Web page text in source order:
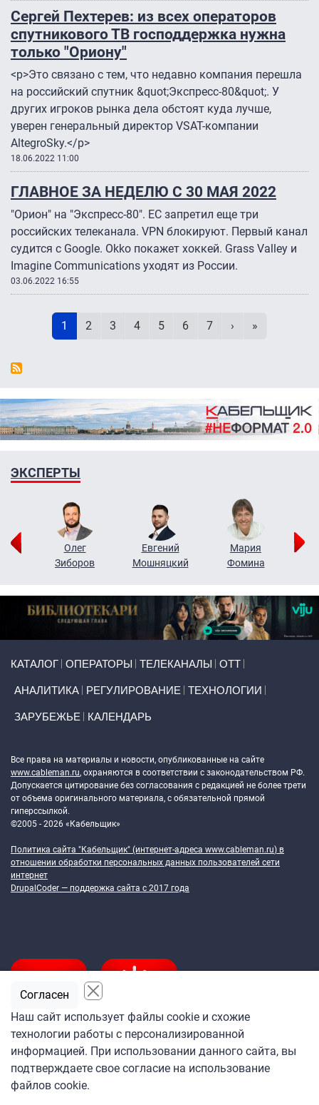
Сергей Пехтерев: из всех операторов
спутникового ТВ господдержка нужна
только "Ориону"
<p>Это связано с тем, что недавно компания перешла
на российский спутник &quot;Экспресс-80&quot;. У
других игроков рынка дела обстоят куда лучше,
уверен генеральный директор VSAT-компании
AltegroSky.</p>
18.06.2022 11:00
ГЛАВНОЕ ЗА НЕДЕЛЮ С 30 МАЯ 2022
"Орион" на "Экспресс-80". ЕС запретил еще три
российских телеканала. VPN блокируют. Первый канал
судится с Google. Okko покажет хоккей. Grass Valley и
Imagine Communications уходят из России.
03.06.2022 16:55
Текущая страница
1 Page
2 Page
3 Page
4 Page
5 Page
6 Page
7 Следующая
› Последняя
»
ЭКСПЕРТЫ
Олег
Зиборов
Евгений
Мошняцкий
Мария
Фомина
КАТАЛОГ ОПЕРАТОРЫ ТЕЛЕКАНАЛЫ ОТТ
АНАЛИТИКА РЕГУЛИРОВАНИЕ ТЕХНОЛОГИИ
ЗАРУБЕЖЬЕ КАЛЕНДАРЬ
Все права на материалы и новости, опубликованные на сайте
www.cableman.ru, охраняются в соответствии с законодательством РФ.
Допускается цитирование без согласования с редакцией не более трети
от объема оригинального материала, с обязательной прямой
гиперссылкой.
©2005 - 2026 «Кабельщик»
Политика сайта "Кабельщик" (интернет-адреса www.cableman.ru) в
отношении обработки персональных данных пользователей сети
интернет
DrupalCoder — поддержка сайта c 2017 года
Подпишитесь
на ежедневную рассылку
«Кабельщика»
Наш сайт использует файлы cookie и схожие
технологии работы с персонализированной
информацией. При использовании данного сайта, вы
подтверждаете свое согласие на использование
файлов cookie.
Согласен